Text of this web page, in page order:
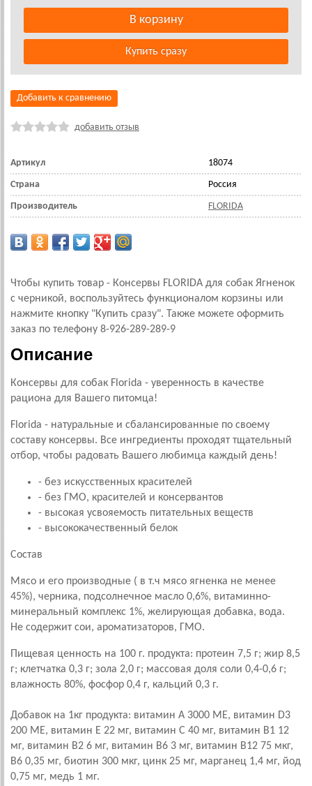
Добавить к сравнению
добавить отзыв
Артикул 18074
Страна Россия
Производитель FLORIDA
Чтобы купить товар - Консервы FLORIDA для собак Ягненок
с черникой, воспользуйтесь функционалом корзины или
нажмите кнопку "Купить сразу". Также можете оформить
заказ по телефону 8-926-289-289-9
Описание
Консервы для собак Florida - уверенность в качестве
рациона для Вашего питомца!
Florida - натуральные и сбалансированные по своему
составу консервы. Все ингредиенты проходят тщательный
отбор, чтобы радовать Вашего любимца каждый день!
- без искусственных красителей
- без ГМО, красителей и консервантов
- высокая усвояемость питательных веществ
- высококачественный белок
Состав
Мясо и его производные ( в т.ч мясо ягненка не менее
45%), черника, подсолнечное масло 0,6%, витаминно-
минеральный комплекс 1%, желирующая добавка, вода.
Не содержит сои, ароматизаторов, ГМО.
Пищевая ценность на 100 г. продукта: протеин 7,5 г; жир 8,5
г; клетчатка 0,3 г; зола 2,0 г; массовая доля соли 0,4-0,6 г;
влажность 80%, фосфор 0,4 г, кальций 0,3 г.
Добавок на 1кг продукта: витамин А 3000 МЕ, витамин D3
200 МЕ, витамин E 22 мг, витамин С 40 мг, витамин В1 12
мг, витамин В2 6 мг, витамин В6 3 мг, витамин В12 75 мкг,
В6 0,35 мг, биотин 300 мкг, цинк 25 мг, марганец 1,4 мг, йод
0,75 мг, медь 1 мг.